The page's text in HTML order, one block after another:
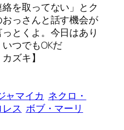
絡を取ってない」とク
っさんと話す機会が
とくよ。今日はあり
つでもOKだ
キ】
ャマイカ ネクロ・
ス ボブ・マーリ